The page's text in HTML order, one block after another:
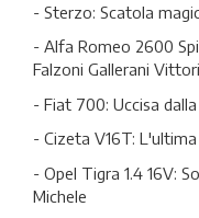
- Sterzo: Scatola
- Alfa Romeo 2600
Falzoni Gallerani
- Fiat 700: Uccisa
- Cizeta V16T:
- Opel Tigra 1.4 16V:
Michele